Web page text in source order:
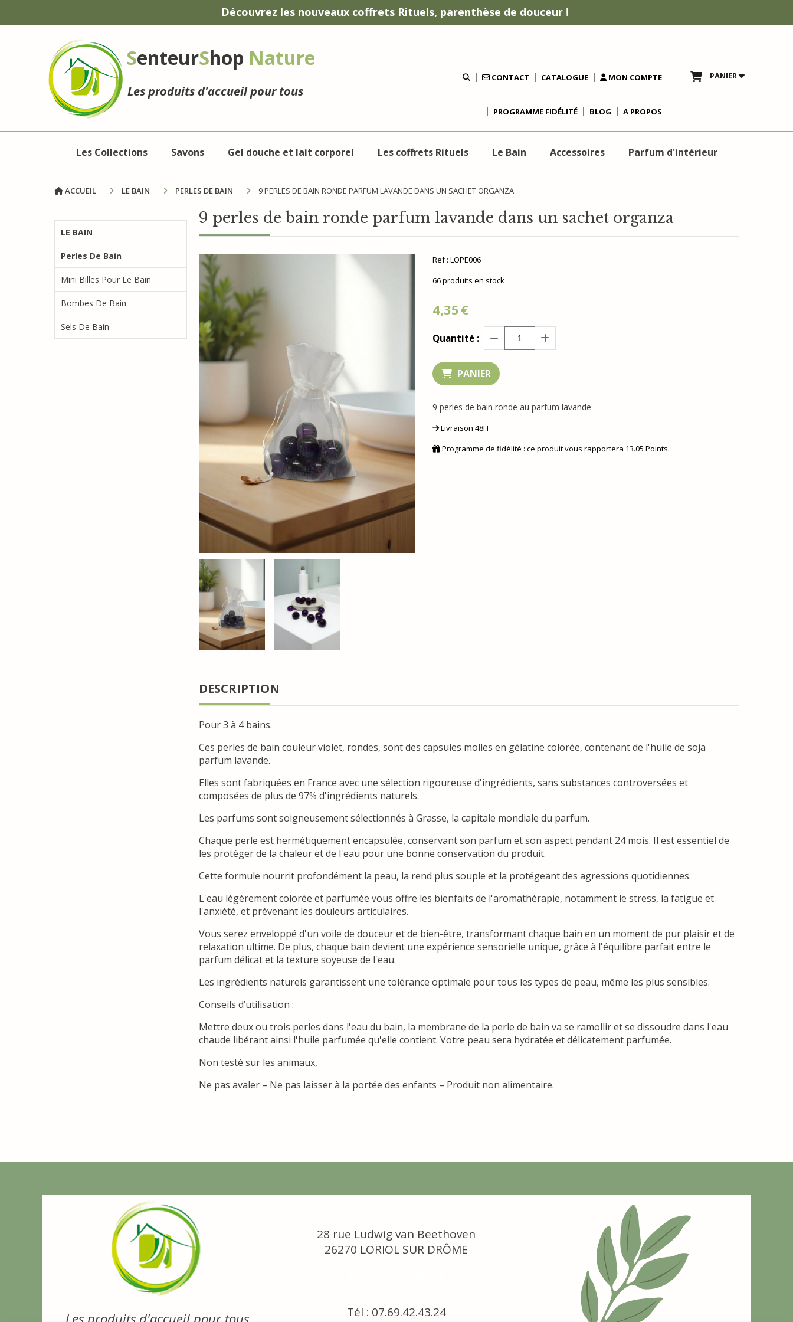
Découvrez les nouveaux coffrets Rituels, parenthèse de douceur !
SenteurShop Nature
Les produits d'accueil pour tous
CONTACT CATALOGUE MON COMPTE
PROGRAMME FIDÉLITÉ BLOG A PROPOS
PANIER
Les Collections Savons Gel douche et lait corporel Les coffrets Rituels Le Bain Accessoires Parfum d'intérieur
LE BAIN
Perles De Bain
Mini Billes Pour Le Bain
Bombes De Bain
Sels De Bain
ACCUEIL LE BAIN PERLES DE BAIN 9 PERLES DE BAIN RONDE PARFUM LAVANDE DANS UN SACHET ORGANZA
9 perles de bain ronde parfum lavande dans un sachet organza
Ref : LOPE006
4,35€
66produits en stock
Quantité :
PANIER
9 perles de bain ronde au parfum lavande
Livraison 48H
Programme de fidélité : ce produit vous rapportera 13.05 Points.
DESCRIPTION
Pour 3 à 4 bains.
Ces perles de bain couleur violet, rondes, sont des capsules molles en gélatine colorée, contenant de l'huile de soja
parfum lavande.
Elles sont fabriquées en France avec une sélection rigoureuse d'ingrédients, sans substances controversées et
composées de plus de 97% d'ingrédients naturels.
Les parfums sont soigneusement sélectionnés à Grasse, la capitale mondiale du parfum.
Chaque perle est hermétiquement encapsulée, conservant son parfum et son aspect pendant 24 mois. Il est essentiel de
les protéger de la chaleur et de l'eau pour une bonne conservation du produit.
Cette formule nourrit profondément la peau, la rend plus souple et la protégeant des agressions quotidiennes.
L'eau légèrement colorée et parfumée vous offre les bienfaits de l'aromathérapie, notamment le stress, la fatigue et
l'anxiété, et prévenant les douleurs articulaires.
Vous serez enveloppé d'un voile de douceur et de bien-être, transformant chaque bain en un moment de pur plaisir et de
relaxation ultime. De plus, chaque bain devient une expérience sensorielle unique, grâce à l'équilibre parfait entre le
parfum délicat et la texture soyeuse de l'eau.
Les ingrédients naturels garantissent une tolérance optimale pour tous les types de peau, même les plus sensibles.
Conseils d’utilisation :
Mettre deux ou trois perles dans l'eau du bain, la membrane de la perle de bain va se ramollir et se dissoudre dans l'eau
chaude libérant ainsi l'huile parfumée qu'elle contient. Votre peau sera hydratée et délicatement parfumée.
Non testé sur les animaux,
Ne pas avaler – Ne pas laisser à la portée des enfants – Produit non alimentaire.
28 rue Ludwig van Beethoven
26270 LORIOL SUR DRÔME
Tél : 07.69.42.43.24